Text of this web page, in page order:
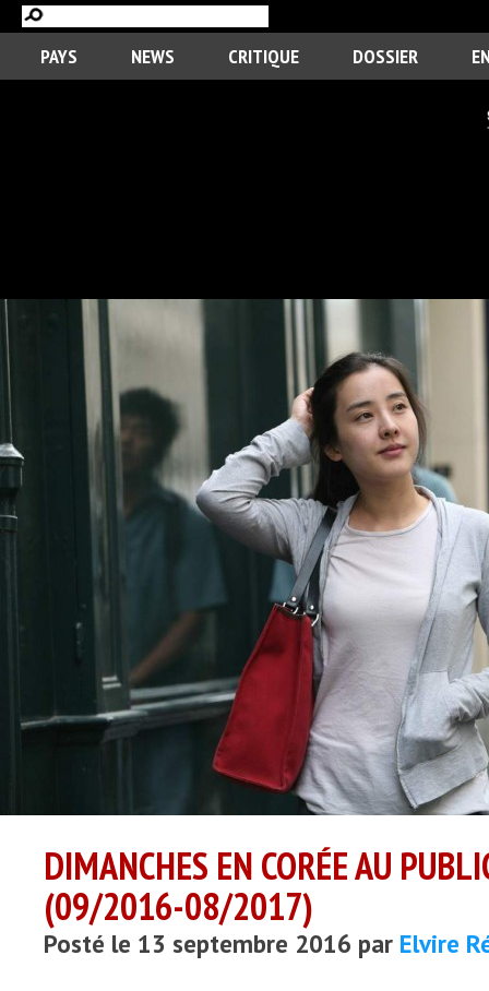
PAYS NEWS CRITIQUE DOSSIER
DIMANCHES EN CORÉE AU
(09/2016-08/2017)
Posté le 13 septembre 2016 par Elvire